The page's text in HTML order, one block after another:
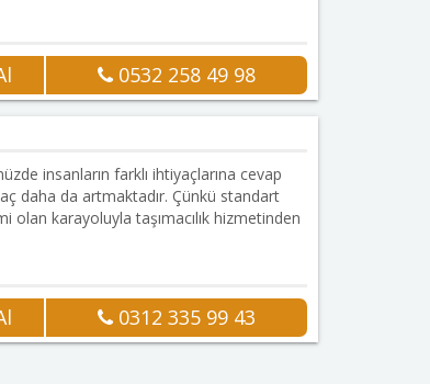
0532 258 49 98
insanların farklı ihtiyaçlarına cevap
daha da artmaktadır. Çünkü standart
olan karayoluyla taşımacılık hizmetinden
0312 335 99 43